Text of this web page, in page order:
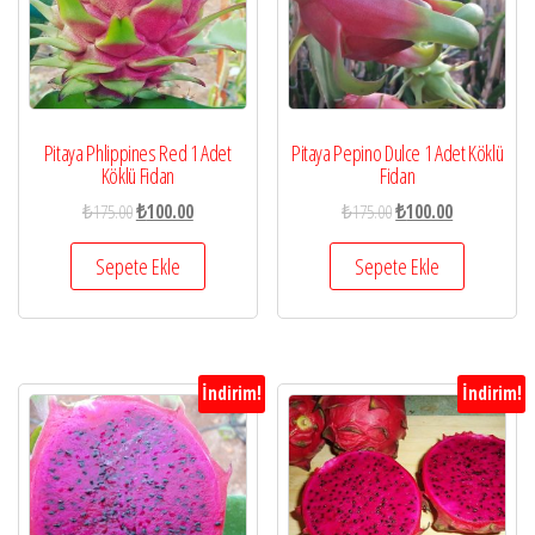
Pitaya Phlippines Red 1 Adet
Köklü Fidan
₺175.00₺100.00
Sepete Ekle
Pitaya Pepino Dulce 1 Adet Köklü
Fidan
₺175.00₺100.00
Sepete Ekle
İndirim! İndirim!